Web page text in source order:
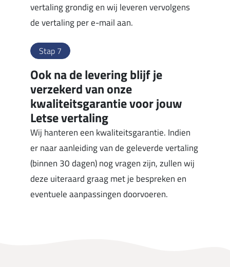
vertaling grondig en wij leveren vervolgens
de vertaling per e-mail aan.
Stap 7
Ook na de levering blijf je
verzekerd van onze
kwaliteitsgarantie voor jouw
Letse vertaling
Wij hanteren een kwaliteitsgarantie. Indien
er naar aanleiding van de geleverde vertaling
(binnen 30 dagen) nog vragen zijn, zullen wij
deze uiteraard graag met je bespreken en
eventuele aanpassingen doorvoeren.